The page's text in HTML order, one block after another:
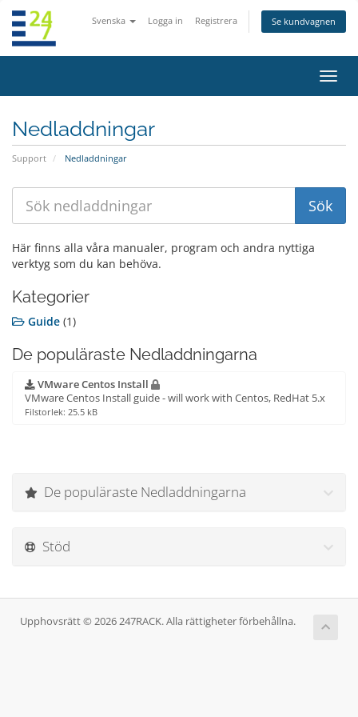
Svenska Logga in Registrera Se kundvagnen
Växla
Nedladdningar
Support Nedladdningar
Här finns alla våra manualer, program och andra nyttiga
verktyg som du kan behöva.
Kategorier
Guide (1)
De populäraste Nedladdningarna
VMware Centos Install
VMware Centos Install guide - will work with Centos, RedHat 5.x
Filstorlek: 25.5 kB
De populäraste Nedladdningarna
Stöd
Upphovsrätt © 2026 247RACK. Alla rättigheter förbehållna.